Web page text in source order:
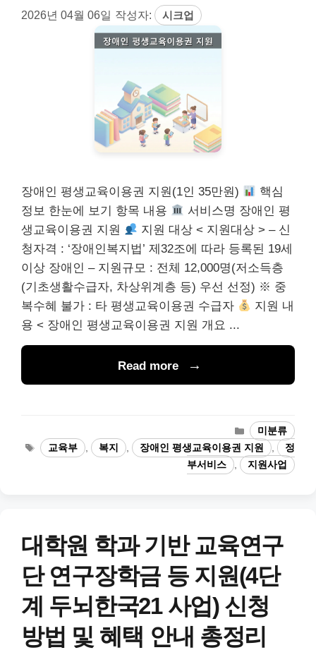
2026년 04월 06일 작성자: 시크업
장애인 평생교육이용권 지원(1인 35만원)
핵심
정보 한눈에 보기 항목 내용
서비스명 장애인 평
생교육이용권 지원
지원 대상 < 지원대상 > – 신
청자격 : ‘장애인복지법’ 제32조에 따라 등록된 19세
이상 장애인 – 지원규모 : 전체 12,000명(저소득층
(기초생활수급자, 차상위계층 등) 우선 선정) ※ 중
복수혜 불가 : 타 평생교육이용권 수급자
지원 내
용 < 장애인 평생교육이용권 지원 개요 ...
Read more
카
테
고
리
미분류
태
그
교육부 , 복지 , 장애인 평생교육이용권 지원 ,
정
부서비스
, 지원사업
대학원 학과 기반 교육연구
단 연구장학금 등 지원(4단
계 두뇌한국21 사업) 신청
방법 및 혜택 안내 총정리